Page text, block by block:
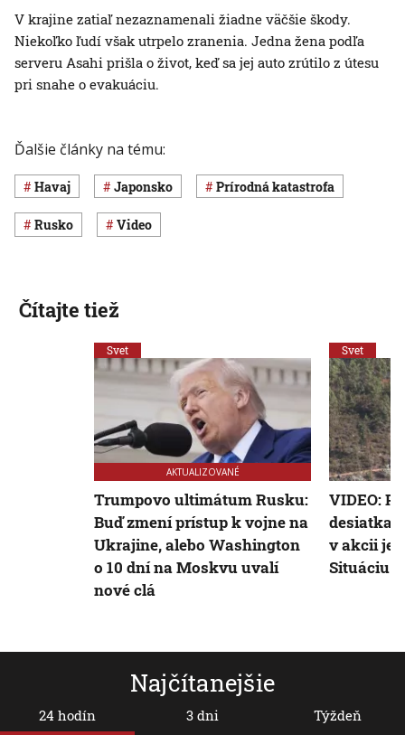
V krajine zatiaľ nezaznamenali žiadne väčšie škody.
Niekoľko ľudí však utrpelo zranenia. Jedna žena podľa
serveru Asahi prišla o život, keď sa jej auto zrútilo z útesu
pri snahe o evakuáciu.
Ďalšie články na tému:
Havaj Japonsko Prírodná katastrofa
Rusko Video
Najčítanejšie
24 hodín 3 dni Týždeň
Čítajte tiež
Svet
AKTUALIZOVANÉ
Trumpovo ultimátum Rusku:
Buď zmení prístup k vojne na
Ukrajine, alebo Washington
o 10 dní na Moskvu uvalí
nové clá
Svet
VIDEO:
v akcii je
Situáciu